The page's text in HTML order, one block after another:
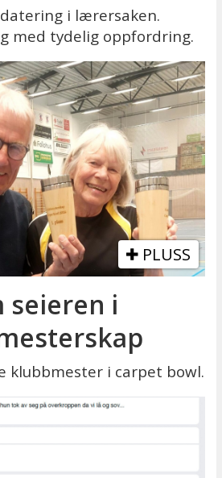
i lærersaken.
med tydelig oppfordring.
PLUSS
seieren i
klubbmester i carpet bowl.